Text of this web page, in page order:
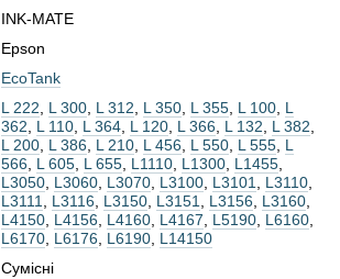
INK-MATE
Epson
EcoTank
L 222, L 300, L 312, L 350, L 355, L 100, L
362, L 110, L 364, L 120, L 366, L 132, L 382,
L 200, L 386, L 210, L 456, L 550, L 555, L
566, L 605, L 655, L1110, L1300, L1455,
L3050, L3060, L3070, L3100, L3101, L3110,
L3111, L3116, L3150, L3151, L3156, L3160,
L4150, L4156, L4160, L4167, L5190, L6160,
L6170, L6176, L6190, L14150
Сумісні